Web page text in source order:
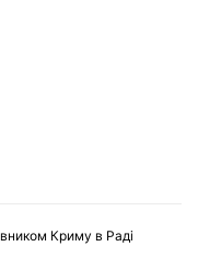
Криму в Раді